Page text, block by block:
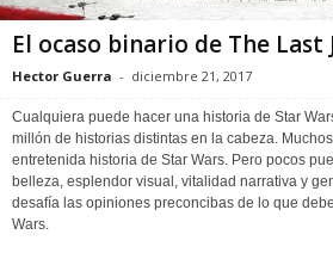
El ocaso binario de The Last
Hector Guerra - diciembre 21, 2017
Cualquiera puede hacer una historia de Star
millón de historias distintas en la cabeza.
entretenida historia de Star Wars. Pero pocos
belleza, esplendor visual, vitalidad narrativa y
desafía las opiniones preconcibas de lo que
Wars.